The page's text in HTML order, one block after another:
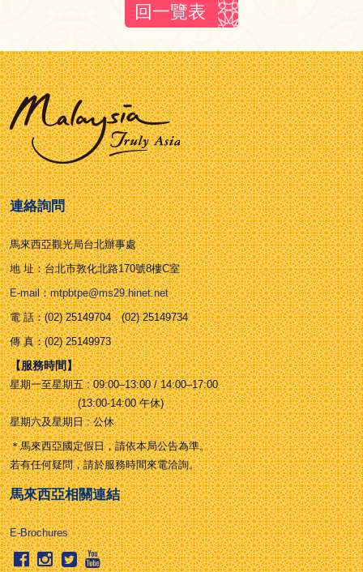
回一覽表
連絡詢問
馬來西亞觀光局台北辦事處
地 址：台北市敦化北路170號8樓C室
E-mail：mtpbtpe@ms29.hinet.net
電 話：(02) 25149704 (02) 25149734
傳 真：(02) 25149973
【服務時間】
星期一至星期五 : 09:00–13:00 / 14:00–17:00
(13:00-14:00 午休)
星期六及星期日 : 公休
＊馬來西亞國定假日，請依本局公告為準。
若有任何疑問，請於服務時間來電洽詢。
馬來西亞相關連結
E-Brochures